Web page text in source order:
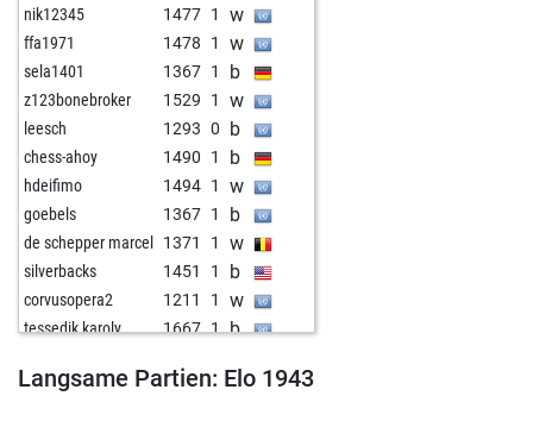
nik12345 1477 1 w
ffa1971 1478 1 w
sela1401 1367 1 b
z123bonebroker 1529 1 w
leesch 1293 0 b
chess-ahoy 1490 1 b
hdeifimo 1494 1 w
goebels 1367 1 b
de schepper marcel 1371 1 w
silverbacks 1451 1 b
corvusopera2 1211 1 w
tessedik karoly 1667 1 b
hotte007 1665 0 b
Langsame Partien: Elo 1943